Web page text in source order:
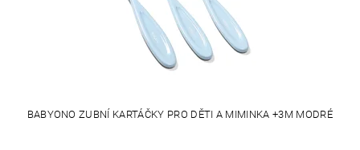
BABYONO ZUBNÍ KARTÁČKY PRO DĚTI A MIMINKA +3M MODRÉ